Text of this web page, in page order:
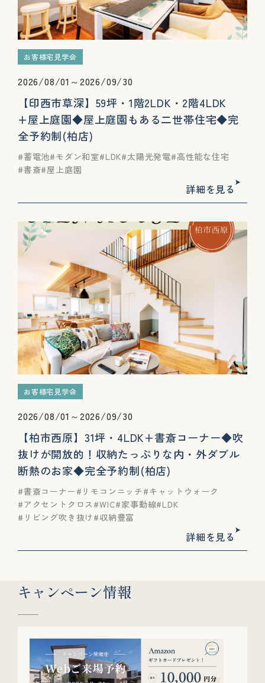
お客様宅見学会
2026/08/01～2026/09/30
【印西市草深】59坪・1階2LDK・2階4LDK
+屋上庭園◆屋上庭園もある二世帯住宅◆完
全予約制(柏店)
蓄電池 モダン和室 LDK 太陽光発電 高性能な住宅
書斎 屋上庭園
詳細を見る
お客様宅見学会
2026/08/01～2026/09/30
【柏市西原】31坪・4LDK+書斎コーナー◆吹
抜けが開放的！収納たっぷりな内・外ダブル
断熱のお家◆完全予約制(柏店)
書斎コーナー リモコンニッチ
キャットウォーク
アクセントクロス
WIC 家事動線 LDK
リビング吹き抜け
収納豊富
詳細を見る
キャンペーン情報